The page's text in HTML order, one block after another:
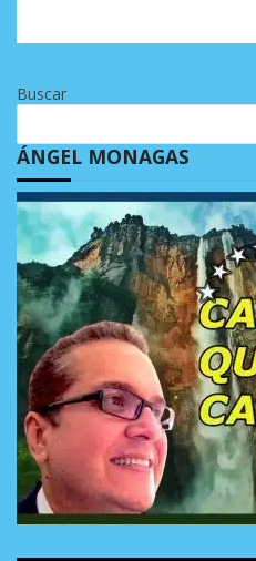
Buscar
ÁNGEL MONAGAS